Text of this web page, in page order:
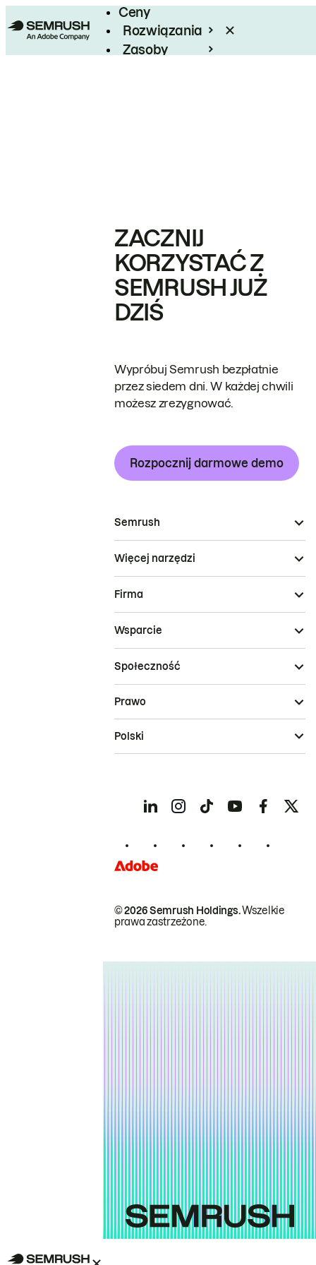
Ceny
Rozwiązania
Zasoby
ZACZNIJ
KORZYSTAĆ Z
SEMRUSH JUŻ
DZIŚ
Wypróbuj Semrush bezpłatnie
przez siedem dni. W każdej chwili
możesz zrezygnować.
Rozpocznij darmowe demo
Semrush
Więcej narzędzi
Firma
Wsparcie
Społeczność
© 2026 Semrush Holdings.Wszelkie
prawa zastrzeżone.
Prawo
Polski